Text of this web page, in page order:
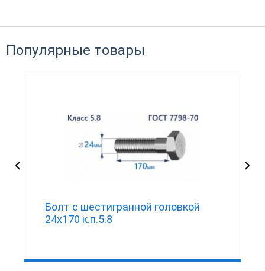
Популярные товары
Болт с шестигранной головкой
24х170 к.п.5.8